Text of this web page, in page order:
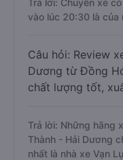
Trả lời: Chuyến xe
vào lúc 20:30 là của
Câu hỏi: Review
Dương từ Đồng
chất lượng tốt,
Trả lời: Những hãng
Thành - Hải Dương
nhất là nhà xe Vạn